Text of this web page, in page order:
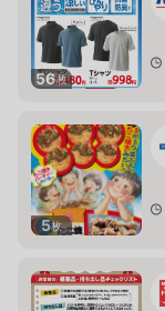
56枚
5枚